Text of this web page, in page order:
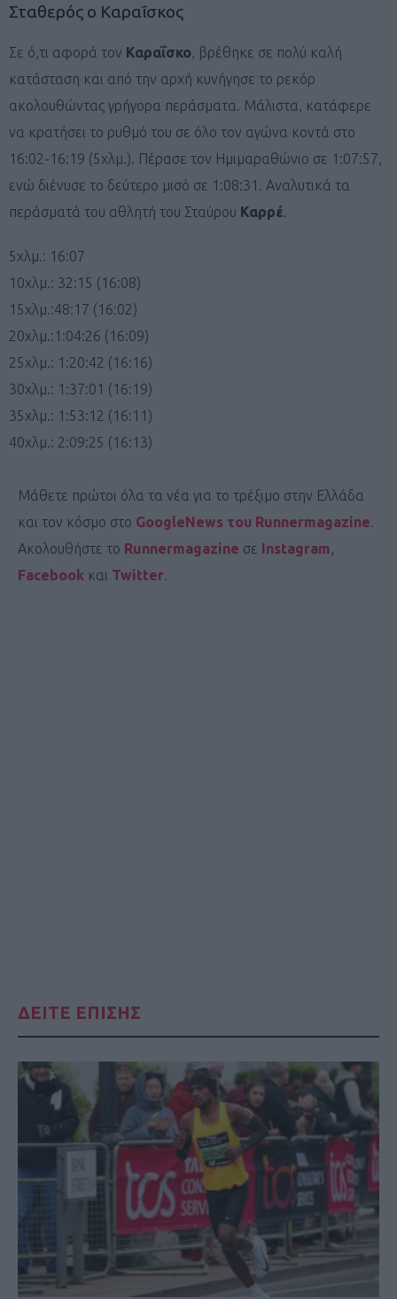
Σταθερός ο Καραΐσκος
Σε ό,τι αφορά τον Καραΐσκο, βρέθηκε σε πολύ καλή
κατάσταση και από την αρχή κυνήγησε το ρεκόρ
ακολουθώντας γρήγορα περάσματα. Μάλιστα, κατάφερε
να κρατήσει το ρυθμό του σε όλο τον αγώνα κοντά στο
16:02-16:19 (5χλμ.). Πέρασε τον Ημιμαραθώνιο σε 1:07:57,
ενώ διένυσε το δεύτερο μισό σε 1:08:31. Aναλυτικά τα
περάσματά του αθλητή του Σταύρου Καρρέ.
5χλμ.: 16:07
10χλμ.: 32:15 (16:08)
15χλμ.:48:17 (16:02)
20χλμ.:1:04:26 (16:09)
25χλμ.: 1:20:42 (16:16)
30χλμ.: 1:37:01 (16:19)
35χλμ.: 1:53:12 (16:11)
40χλμ.: 2:09:25 (16:13)
Μάθετε πρώτοι όλα τα νέα για το τρέξιμο στην Ελλάδα
και τον κόσμο στο GoogleNews του Runnermagazine.
Ακολουθήστε το Runnermagazine σε Instagram,
Facebook και Twitter.
ΔΕΙΤΕ ΕΠΙΣΗΣ